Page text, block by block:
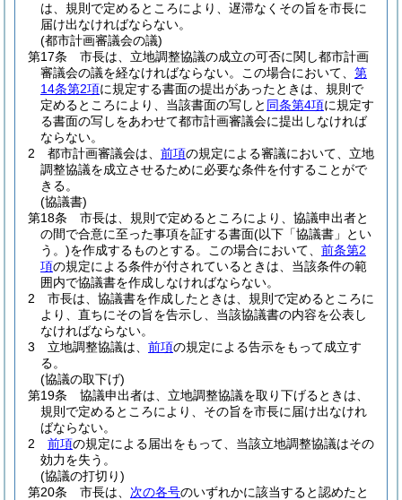
は、規則で定めるところにより、遅滞なくその旨を市長に
届け出なければならない。
(都市計画審議会の議)
第17条
市長は、立地調整協議の成立の可否に関し都市計画
審議会の議を経なければならない。
この場合において、 第
14条第2項に規定する書面の提出があったときは、規則で
定めるところにより、当該書面の写しと 同条第4項に規定す
る書面の写しをあわせて都市計画審議会に提出しなければ
ならない。
2
都市計画審議会は、 前項の規定による審議において、立地
調整協議を成立させるために必要な条件を付することがで
きる。
(協議書)
第18条
市長は、規則で定めるところにより、協議申出者と
の間で合意に至った事項を証する書面(以下「協議書」とい
う。)を作成するものとする。 この場合において、 前条第2
項の規定による条件が付されているときは、当該条件の範
囲内で協議書を作成しなければならない。
2
市長は、協議書を作成したときは、規則で定めるところに
より、直ちにその旨を告示し、当該協議書の内容を公表し
なければならない。
3
立地調整協議は、 前項の規定による告示をもって成立す
る。
(協議の取下げ)
第19条
協議申出者は、立地調整協議を取り下げるときは、
規則で定めるところにより、その旨を市長に届け出なけれ
ばならない。
2
前項の規定による届出をもって、当該立地調整協議はその
効力を失う。
(協議の打切り)
第20条
市長は、 次の各号のいずれかに該当すると認めたと